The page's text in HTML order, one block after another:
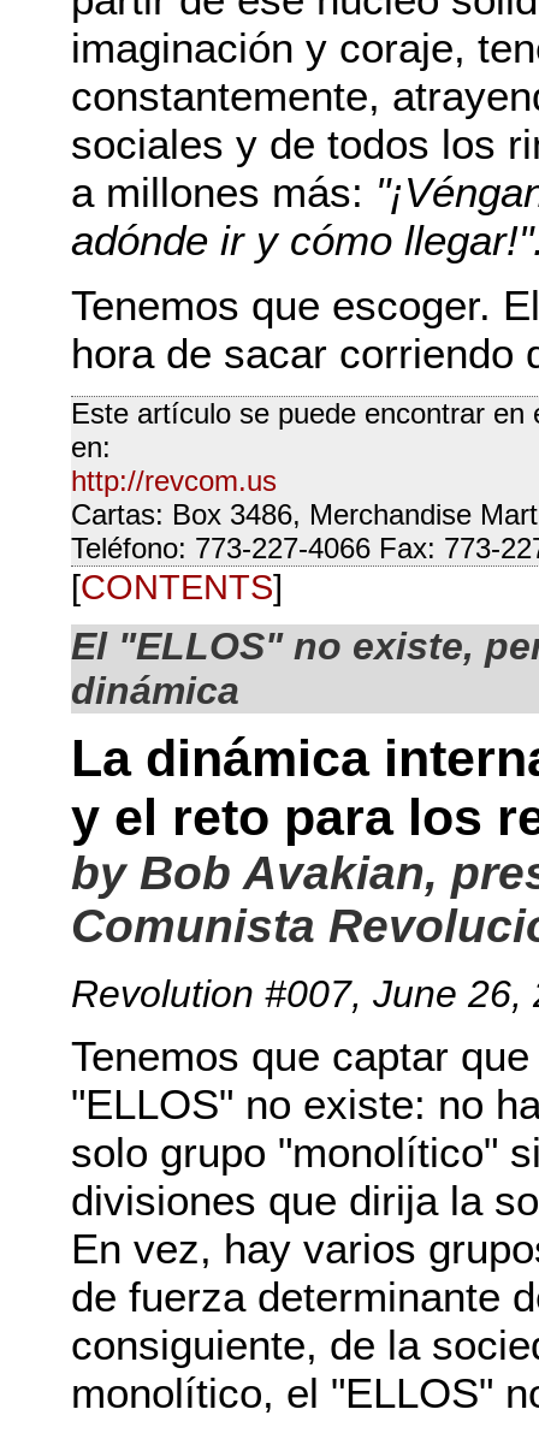
imaginación y coraje,
constantemente,
sociales y de todos los
a millones más:
adónde ir y cómo
Tenemos que escoger.
hora de sacar corriendo
Este artículo se puede encontrar
en:
http://revcom.us
Cartas: Box 3486, Merchandise
Teléfono: 773-227-4066 Fax: 773-
[CONTENTS]
El "ELLOS" no existe,
dinámica
La dinámica
y el reto para los
by Bob Avakian,
Comunista
Revolution #007, June 26,
Tenemos que captar
"ELLOS" no existe: no
solo grupo "monolítico"
divisiones que dirija la
En vez, hay varios
de fuerza determinante
consiguiente, de la
monolítico, el "ELLOS"